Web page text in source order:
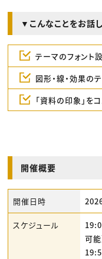
▼こんなことをお話
テーマのフォント
図形・線・効果の
「資料の印象」を
開催概要
開催日時
スケジュール
可能